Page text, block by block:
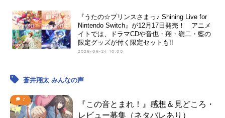
『うたの☆プリンスさまっ♪ Shining Live for
Nintendo Switch』が12月17日発売！ アニメ
イトでは、ドラマCDや音也・翔・嶺二・藍の
限定グッズが付く限定セットも!!
2026-06-24 10:00
蒼井翔太 みんなの声
7
『この音とまれ！』感想＆見どころ・
レビュー募集（ネタバレあり）